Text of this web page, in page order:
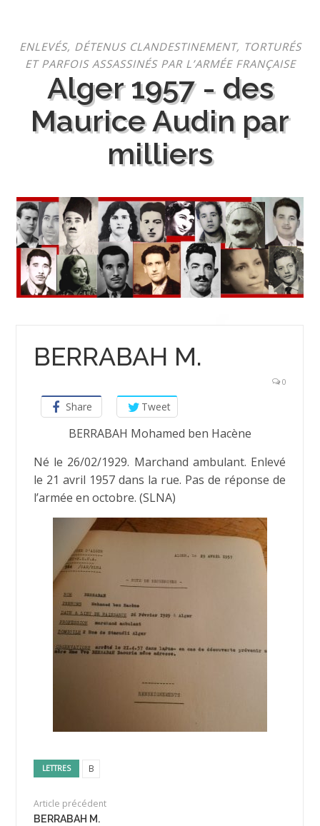
contenu
ENLEVÉS, DÉTENUS CLANDESTINEMENT, TORTURÉS
ET PARFOIS ASSASSINÉS PAR L’ARMÉE FRANÇAISE
Alger 1957 - des
Maurice Audin par
milliers
BERRABAH M.
0
Share Tweet
BERRABAH Mohamed ben Hacène
Né le 26/02/1929. Marchand ambulant. Enlevé
le 21 avril 1957 dans la rue. Pas de réponse de
l’armée en octobre. (SLNA)
LETTRES B
Article précédent
BERRABAH M.